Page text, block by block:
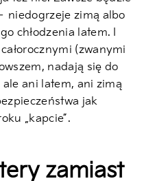
niedogrzeje zimą albo
chłodzenia latem. I
(zwanymi
nadają się do
ale ani latem, ani zimą
jak
„kapcie”.
zamiast